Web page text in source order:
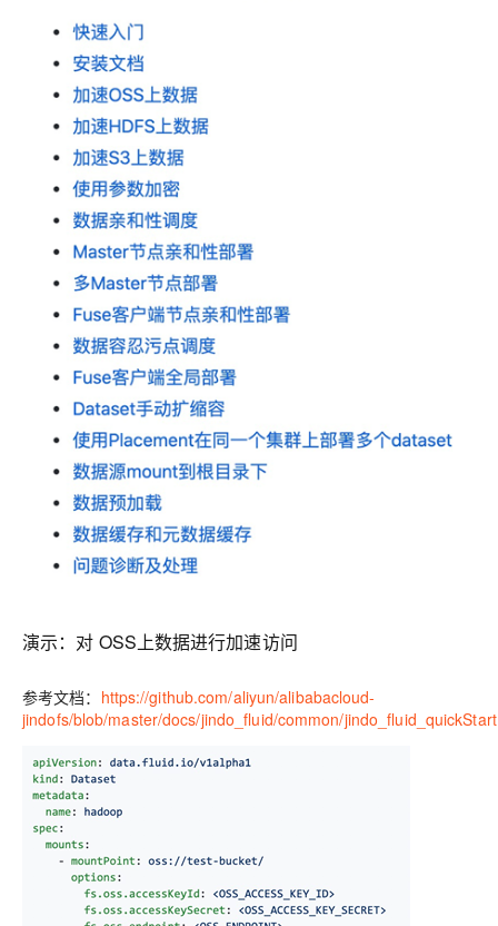
演示： 对 OSS上数据进行加速访问
参考文档： https://github.com/aliyun/alibabacloud-
jindofs/blob/master/docs/jindo_fluid/common/